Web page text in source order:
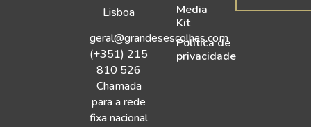
Lisboa
geral@grandesescolhas.com
(+351) 215
810 526
Chamada
para a rede
fixa nacional
Media
Kit
Política de
privacidade